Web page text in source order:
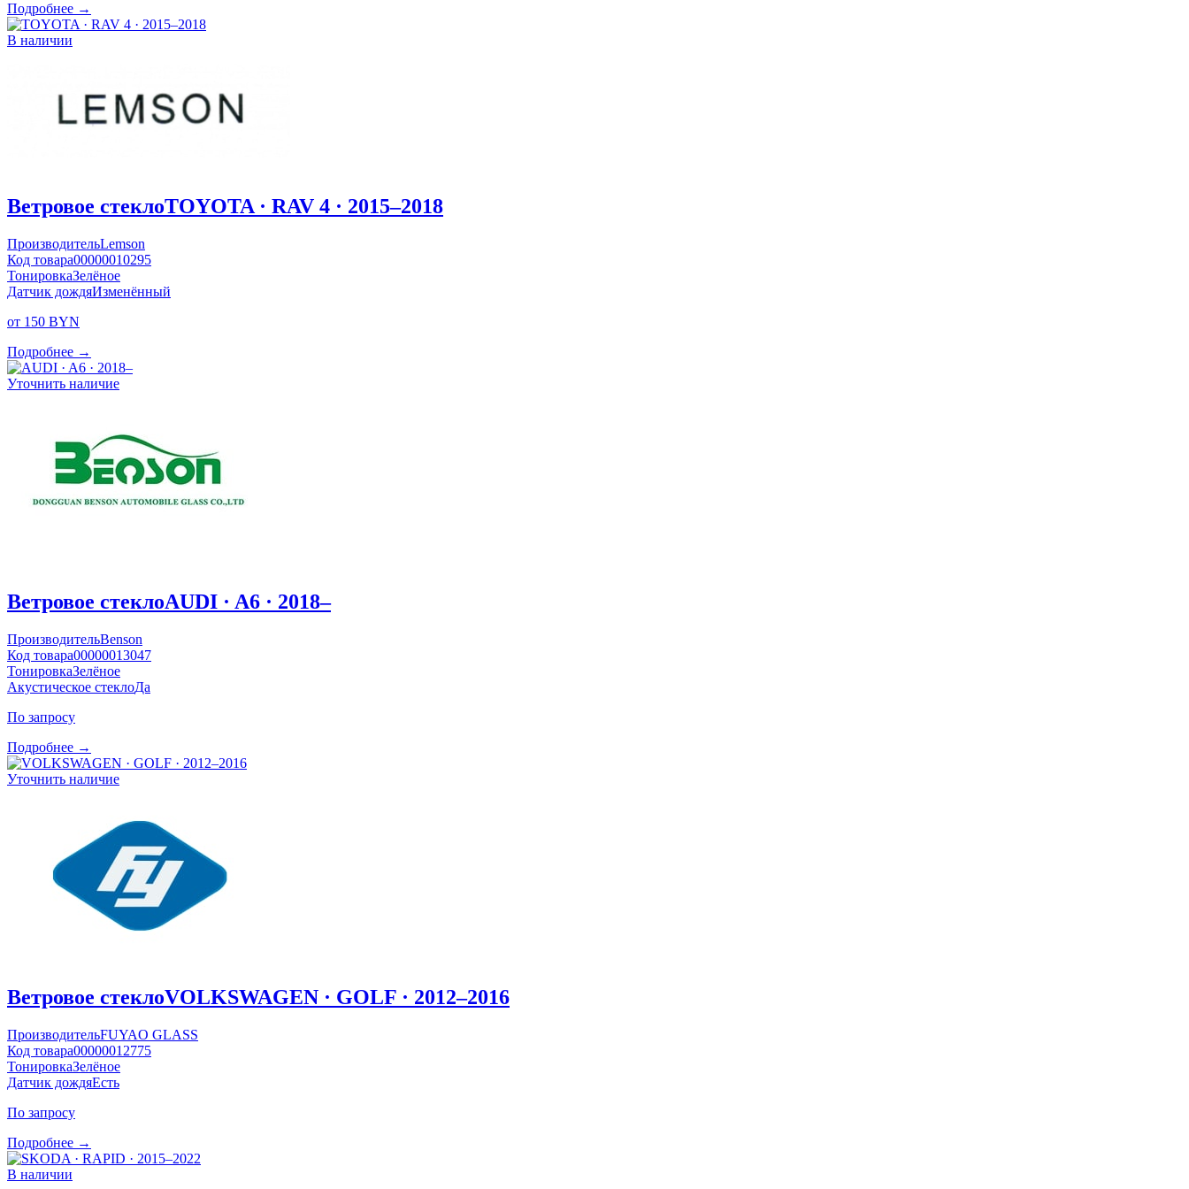
Подробнее →
В наличии
Ветровое стеклоTOYOTA · RAV 4 · 2015–2018
ПроизводительLemson
Код товара00000010295
ТонировкаЗелёное
Датчик дождяИзменённый
от 150 BYN
Подробнее →
Уточнить наличие
Ветровое стеклоAUDI · A6 · 2018–
ПроизводительBenson
Код товара00000013047
ТонировкаЗелёное
Акустическое стеклоДа
По запросу
Подробнее →
Уточнить наличие
Ветровое стеклоVOLKSWAGEN · GOLF · 2012–2016
ПроизводительFUYAO GLASS
Код товара00000012775
ТонировкаЗелёное
Датчик дождяЕсть
По запросу
Подробнее →
В наличии